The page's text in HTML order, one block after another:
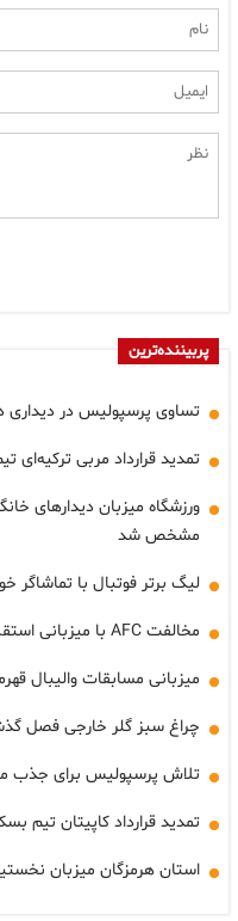
پربیننده‌ترین
تساوی پرسپولیس در دیداری
تمدید قرارداد مربی ترکیه‌ای
ورزشگاه میزبان دیدارهای
مشخص شد
لیگ برتر فوتبال با تماشاگر
مخالفت AFC با میزبانی استقلال در عراق
میزبانی مسابقات والیبال
چراغ سبز گلر خارجی فصل
تلاش پرسپولیس برای جذب
تمدید قرارداد کاپیتان تیم
استان هرمزگان میزبان